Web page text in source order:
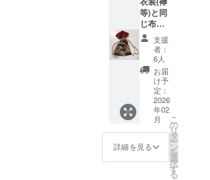
きくだ
さい。
※字の配
置につ
いて
横、斜
め等ご
記載く
ださ
い。特
に指定
のない
場合斜
めとな
等)と同
じ布地
を用い
た品(巾
着)をお
渡しし
ます！
※柄指定
不可 ※
サイズ
200mm
×140m
mとな
りま
支援
者：
6人
お届
け予
定：
2026
年02
月
詳細を見る
こ
の
リ
タ
ー
ン
を
選
択
す
る